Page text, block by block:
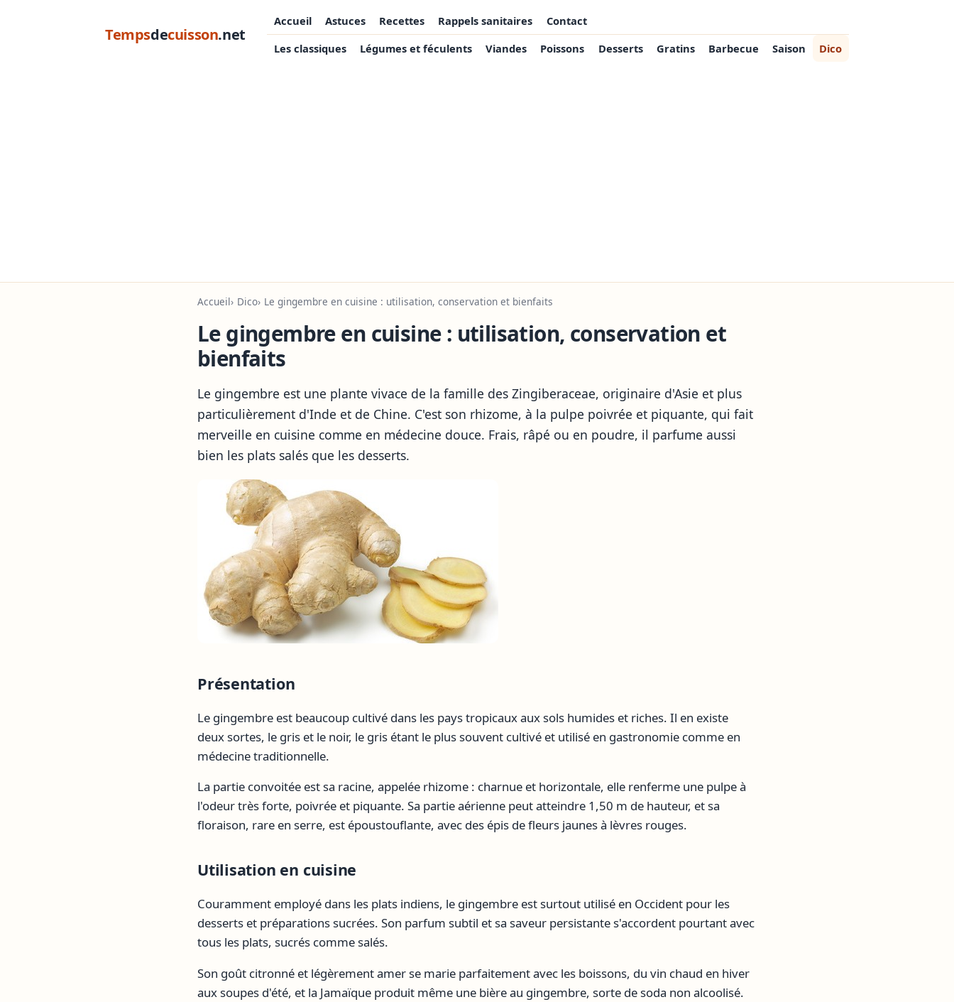
Tempsdecuisson.net
Accueil Astuces Recettes Rappels sanitaires
Contact
Les classiques
Légumes et féculents Viandes Poissons Desserts Gratins Barbecue Saison Dico
Accueil Dico Le gingembre en cuisine : utilisation, conservation et bienfaits
Le gingembre en cuisine : utilisation, conservation et
bienfaits
Le gingembre est une plante vivace de la famille des Zingiberaceae, originaire d'Asie et plus
particulièrement d'Inde et de Chine. C'est son rhizome, à la pulpe poivrée et piquante, qui fait
merveille en cuisine comme en médecine douce. Frais, râpé ou en poudre, il parfume aussi
bien les plats salés que les desserts.
Présentation
Le gingembre est beaucoup cultivé dans les pays tropicaux aux sols humides et riches. Il en existe
deux sortes, le gris et le noir, le gris étant le plus souvent cultivé et utilisé en gastronomie comme en
médecine traditionnelle.
La partie convoitée est sa racine, appelée rhizome : charnue et horizontale, elle renferme une pulpe à
l'odeur très forte, poivrée et piquante. Sa partie aérienne peut atteindre 1,50 m de hauteur, et sa
floraison, rare en serre, est époustouflante, avec des épis de fleurs jaunes à lèvres rouges.
Utilisation en cuisine
Couramment employé dans les plats indiens, le gingembre est surtout utilisé en Occident pour les
desserts et préparations sucrées. Son parfum subtil et sa saveur persistante s'accordent pourtant avec
tous les plats, sucrés comme salés.
Son goût citronné et légèrement amer se marie parfaitement avec les boissons, du vin chaud en hiver
aux soupes d'été, et la Jamaïque produit même une bière au gingembre, sorte de soda non alcoolisé.